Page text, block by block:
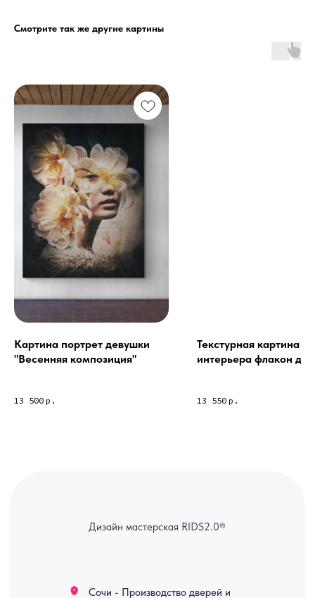
Смотрите так же другие картины
Картина портрет девушки
"Весенняя композиция"
13 500 р.
Текстурная картина
интерьера флакон
13 550 р.
Возврат
Москва - производство картин
на холсте ( Москва,
Полимерная дом 8 \ ПН-ПТ 9-
18 | СБ 10-16 \ Посещение — по
предварительной записи)
Сочи - Производство дверей и
мебели (Доставка по РФ )
Связь с нами:
Из-за большого количества
спама предпочитаем общение
через мессенджеры. Главный
канал — Max Напишите нам, и
мы оперативно ответим.